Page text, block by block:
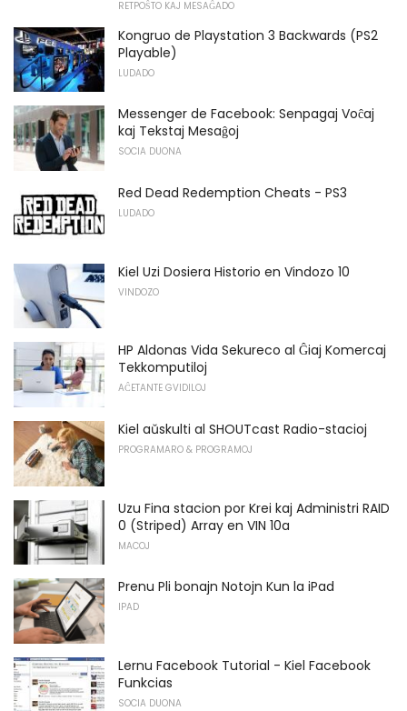
RETPOŜTO KAJ MESAĜADO
Kongruo de Playstation 3 Backwards (PS2
Playable)
LUDADO
Messenger de Facebook: Senpagaj Voĉaj
kaj Tekstaj Mesaĝoj
SOCIA DUONA
Red Dead Redemption Cheats - PS3
LUDADO
Kiel Uzi Dosiera Historio en Vindozo 10
VINDOZO
HP Aldonas Vida Sekureco al Ĝiaj Komercaj
Tekkomputiloj
AĈETANTE GVIDILOJ
Kiel aŭskulti al SHOUTcast Radio-stacioj
PROGRAMARO & PROGRAMOJ
Uzu Fina stacion por Krei kaj Administri RAID
0 (Striped) Array en VIN 10a
MACOJ
Prenu Pli bonajn Notojn Kun la iPad
IPAD
Lernu Facebook Tutorial - Kiel Facebook
Funkcias
SOCIA DUONA